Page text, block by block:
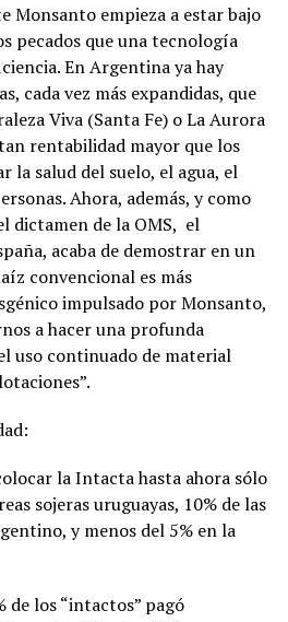
Monsanto empieza a estar bajo
pecados que una tecnología
En Argentina ya hay
cada vez más expandidas, que
Viva (Santa Fe) o La Aurora
rentabilidad mayor que los
la salud del suelo, el agua, el
Ahora, además, ycomo
dictamen de la OMS, el
acaba de demostrar en un
convencional es más
impulsado por Monsanto,
a hacer una profunda
uso continuado de material
”.
la Intacta hasta ahora sólo
sojeras uruguayas, 10% de las
y menos del 5% en la
de los “intactos” pagó